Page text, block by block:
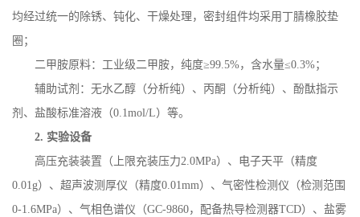
均经过统一的除锈、钝化、干燥处理，密封组件均采用丁腈橡胶垫
圈；
二甲胺原料：工业级二甲胺，纯度≥99.5%，含水量≤0.3%；
辅助试剂：无水乙醇（分析纯）、丙酮（分析纯）、酚酞指示
剂、盐酸标准溶液（0.1mol/L）等。
2. 实验设备
高压充装装置（上限充装压力2.0MPa）、电子天平（精度
0.01g）、超声波测厚仪（精度0.01mm）、气密性检测仪（检测范围
0-1.6MPa）、气相色谱仪（GC-9860，配备热导检测器TCD）、盐雾